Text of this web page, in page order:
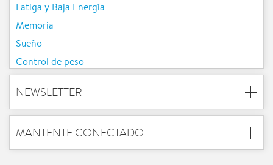
Fatiga y Baja Energía
Memoria
Sueño
Control de peso
NEWSLETTER
MANTENTE CONECTADO